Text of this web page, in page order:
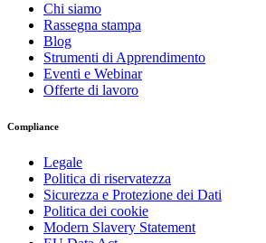
Chi siamo
Rassegna stampa
Blog
Strumenti di Apprendimento
Eventi e Webinar
Offerte di lavoro
Compliance
Legale
Politica di riservatezza
Sicurezza e Protezione dei Dati
Politica dei cookie
Modern Slavery Statement